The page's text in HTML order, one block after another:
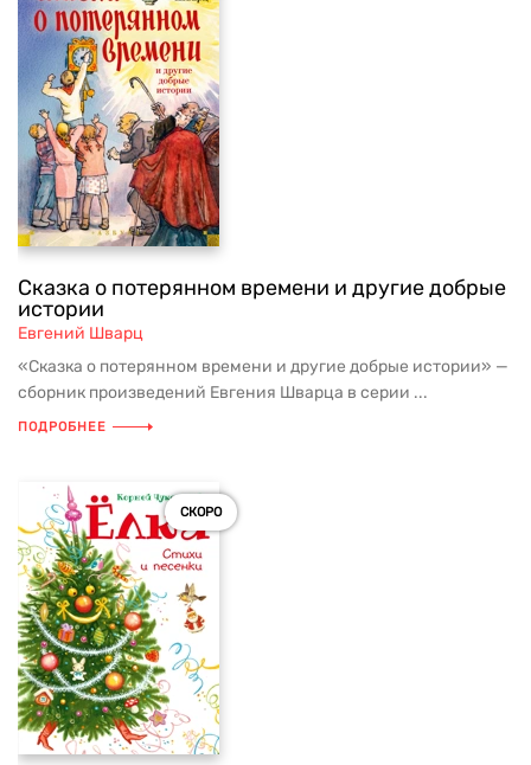
Сказка о потерянном времени и другие добрые
истории
Евгений Шварц
«Сказка о потерянном времени и другие добрые истории» —
сборник произведений Евгения Шварца в серии ...
ПОДРОБНЕЕ
СКОРО